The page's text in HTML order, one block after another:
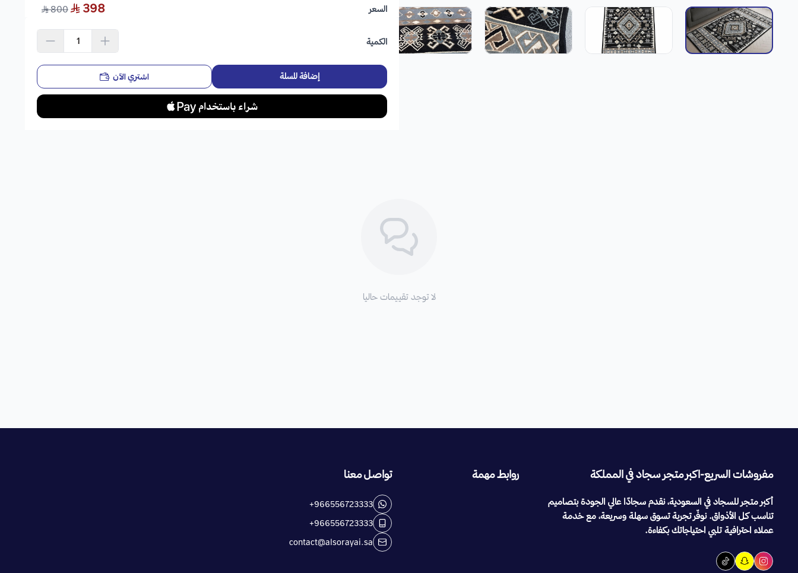
السعر 398
800
الكمية
إضافة للسلة اشتري الآن
لا توجد تقييمات حاليا
مفروشات السريع-اكبر متجر سجاد في المملكة
أكبر متجر للسجاد في السعودية، نقدم سجادًا عالي الجودة بتصاميم
تناسب كل الأذواق. نوفّر تجربة تسوق سهلة وسريعة، مع خدمة
عملاء احترافية تلبي احتياجاتك بكفاءة.
روابط مهمة تواصل معنا
+966556723333
+966556723333
contact@alsorayai.sa